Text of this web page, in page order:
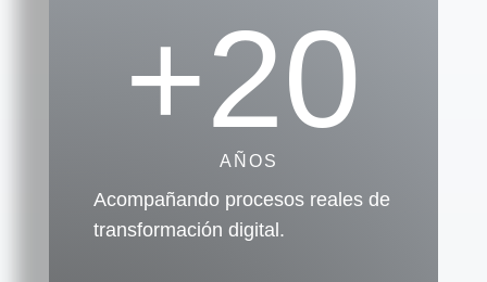
+20
AÑOS
Acompañando procesos reales de
transformación digital.